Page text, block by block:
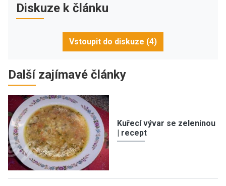
Diskuze k článku
Vstoupit do diskuze (4)
Další zajímavé články
Kuřecí vývar se zeleninou
| recept